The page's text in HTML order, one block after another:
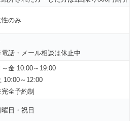
性のみ
話・メール相談は休止中
～金 10:00～19:00
10:00～12:00
全予約制
曜日・祝日